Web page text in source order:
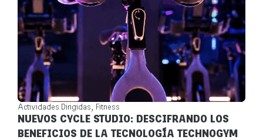
Actividades Dirigidas Fitness
NUEVOS CYCLE STUDIO: DESCIFRANDO LOS
BENEFICIOS DE LA TECNOLOGÍA TECHNOGYM